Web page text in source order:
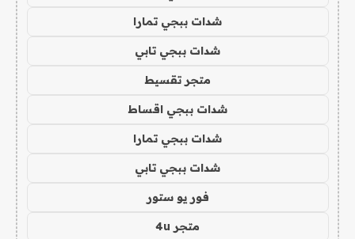
شدات ببجي تمارا
شدات ببجي تابي
متجر تقسيط
شدات ببجي اقساط
شدات ببجي تمارا
شدات ببجي تابي
فور يو ستور
متجر 4u